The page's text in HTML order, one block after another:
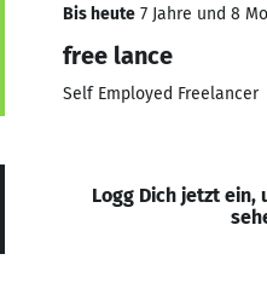
Bis heute 7 Jahre und 8
free lance
Self Employed Freelancer
Logg Dich jetzt ein,